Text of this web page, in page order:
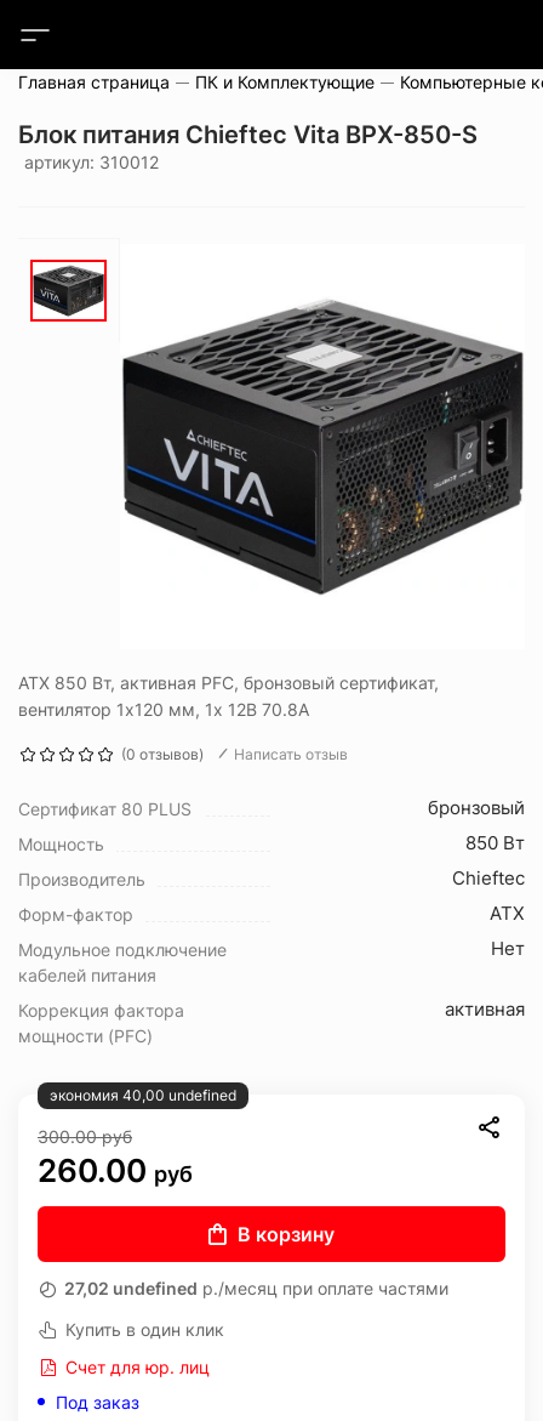
Главная страница ПК и Комплектующие Компьютерные
Блок питания Chieftec Vita BPX-850-S
артикул: 310012
ATX 850 Вт, активная PFC, бронзовый сертификат,
вентилятор 1x120 мм, 1x 12В 70.8А
(0 отзывов) Написать отзыв
Сертификат 80 PLUS бронзовый
Мощность 850 Вт
Производитель Chieftec
Форм-фактор ATX
Модульное подключение
кабелей питания
Нет
Коррекция фактора
мощности (PFC)
активная
экономия 40,00 undefined
300.00руб
260.00 руб
В корзину
27,02 undefined р./месяц при оплате частями
Купить в один клик
Счет для юр. лиц
Под заказ